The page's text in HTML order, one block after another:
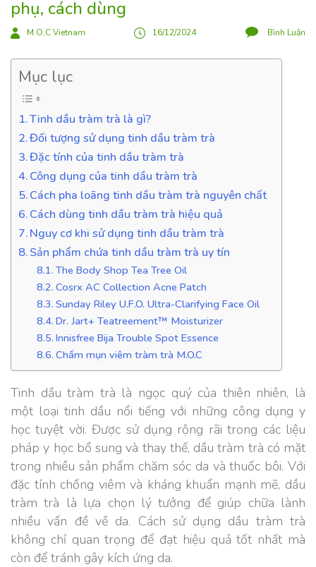
phụ, cách dùng
M.O.C Vietnam 16/12/2024 Bình Luận
Mục lục
Tinh dầu tràm trà là gì?
Đối tượng sử dụng tinh dầu tràm trà
Đặc tính của tinh dầu tràm trà
Công dụng của tinh dầu tràm trà
Cách pha loãng tinh dầu tràm trà nguyên chất
Cách dùng tinh dầu tràm trà hiệu quả
Nguy cơ khi sử dụng tinh dầu tràm trà
Sản phẩm chứa tinh dầu tràm trà uy tín
The Body Shop Tea Tree Oil
Cosrx AC Collection Acne Patch
Sunday Riley U.F.O. Ultra-Clarifying Face Oil
Dr. Jart+ Teatreement™ Moisturizer
Innisfree Bija Trouble Spot Essence
Chấm mụn viêm tràm trà M.O.C
Tinh dầu tràm trà là ngọc quý của thiên nhiên, là
một loại tinh dầu nổi tiếng với những công dụng y
học tuyệt vời. Được sử dụng rộng rãi trong các liệu
pháp y học bổ sung và thay thế, dầu tràm trà có mặt
trong nhiều sản phẩm chăm sóc da và thuốc bôi. Với
đặc tính chống viêm và kháng khuẩn mạnh mẽ, dầu
tràm trà là lựa chọn lý tưởng để giúp chữa lành
nhiều vấn đề về da. Cách sử dụng dầu tràm trà
không chỉ quan trọng để đạt hiệu quả tốt nhất mà
còn để tránh gây kích ứng da.